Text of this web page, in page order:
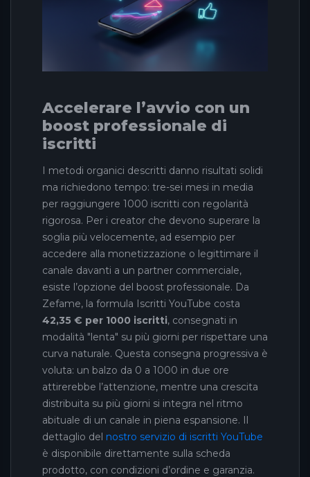
Accelerare l’avvio con un
boost professionale di
iscritti
I metodi organici descritti danno risultati solidi
ma richiedono tempo: tre-sei mesi in media
per raggiungere 1000 iscritti con regolarità
rigorosa. Per i creator che devono superare la
soglia più velocemente, ad esempio per
accedere alla monetizzazione o legittimare il
canale davanti a un partner commerciale,
esiste l’opzione del boost professionale. Da
Zefame, la formula Iscritti YouTube costa
42,35 € per 1000 iscritti, consegnati in
modalità "lenta" su più giorni per rispettare una
curva naturale. Questa consegna progressiva è
voluta: un balzo da 0 a 1000 in due ore
attirerebbe l’attenzione, mentre una crescita
distribuita su più giorni si integra nel ritmo
abituale di un canale in piena espansione. Il
dettaglio del nostro servizio di iscritti YouTube
è disponibile direttamente sulla scheda
prodotto, con condizioni d’ordine e garanzia.